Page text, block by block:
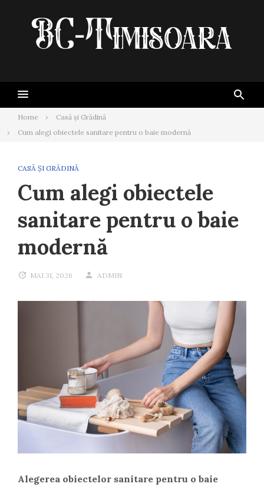
Home
Casă și Grădină
Cum alegi obiectele sanitare pentru o baie modernă
CASĂ ȘI GRĂDINĂ
Cum alegi obiectele
sanitare pentru o baie
modernă
MAI 31, 2026 ADMIN
Alegerea obiectelor sanitare pentru o baie